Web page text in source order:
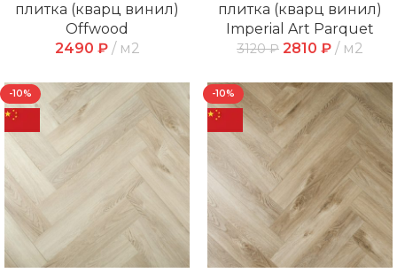
плитка (кварц винил)
Offwood
2490 ₽ м2
плитка (кварц винил)
Imperial Art Parquet
3120₽ 2810 ₽ м2
-10% -10%